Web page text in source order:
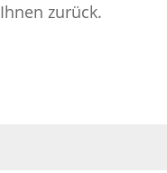
zurück.